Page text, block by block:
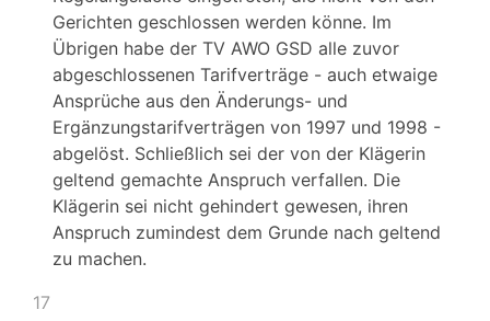
Gerichten geschlossen werden könne. Im
Übrigen habe der TV AWO GSD alle zuvor
abgeschlossenen Tarifverträge - auch etwaige
Ansprüche aus den Änderungs- und
Ergänzungstarifverträgen von 1997 und 1998 -
abgelöst. Schließlich sei der von der Klägerin
geltend gemachte Anspruch verfallen. Die
Klägerin sei nicht gehindert gewesen, ihren
Anspruch zumindest dem Grunde nach geltend
zu machen.
17